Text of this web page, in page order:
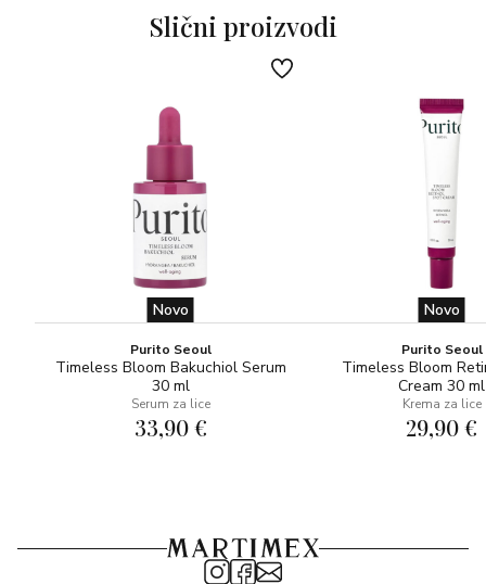
• Pomaže usporiti nastanak vidljivih znakova starenja
Fade Serum nanesite Mela-Even Cream na cijelo lice i
neujednačenost tena. Upotrebljavajte ujutro i navečer.
3. Zatim nanesite preporučeni Environov hidracijski
Slični proizvodi
Novo
Purito Seoul
Timeless Bloom Bakuchiol Serum
30 ml
Serum za lice
33,90 €
Novo
Purito Seoul
Timeless Bloom
Cream 30 ml
Krema za lice
29,90 €